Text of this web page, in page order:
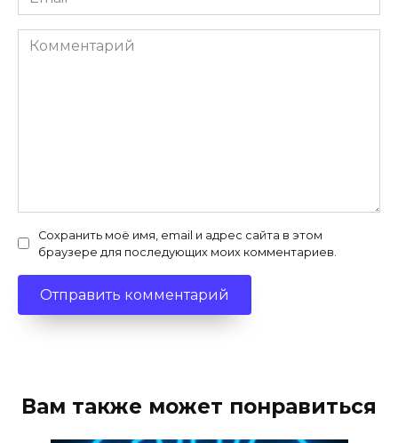
*
Комментарий
Сохранить моё имя, email и адрес сайта в этом
браузере для последующих моих комментариев.
Вам также может понравиться